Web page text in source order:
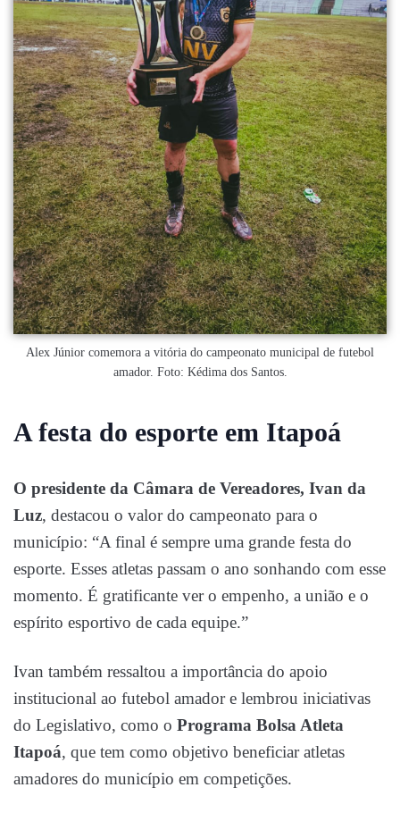
Alex Júnior comemora a vitória do campeonato municipal de futebol
amador. Foto: Kédima dos Santos.
A festa do esporte em Itapoá
O presidente da Câmara de Vereadores, Ivan da
Luz, destacou o valor do campeonato para o
município: “A final é sempre uma grande festa do
esporte. Esses atletas passam o ano sonhando com esse
momento. É gratificante ver o empenho, a união e o
espírito esportivo de cada equipe.”
Ivan também ressaltou a importância do apoio
institucional ao futebol amador e lembrou iniciativas
do Legislativo, como o Programa Bolsa Atleta
Itapoá, que tem como objetivo beneficiar atletas
amadores do município em competições.